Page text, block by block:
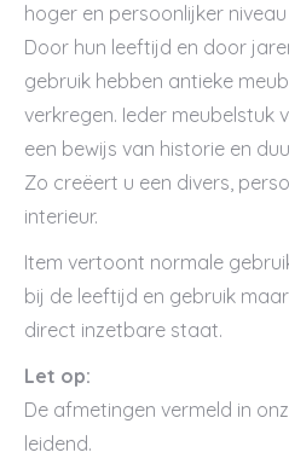
hoger en persoonlijker
Door hun leeftijd en door
gebruik hebben antieke
verkregen. Ieder meubelstuk
een bewijs van historie en
Zo creëert u een divers,
interieur.
Item vertoont normale
bij de leeftijd en gebruik
direct inzetbare staat.
Let op:
De afmetingen vermeld in
leidend.